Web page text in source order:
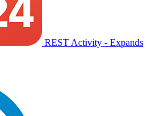
REST Activity - Expands